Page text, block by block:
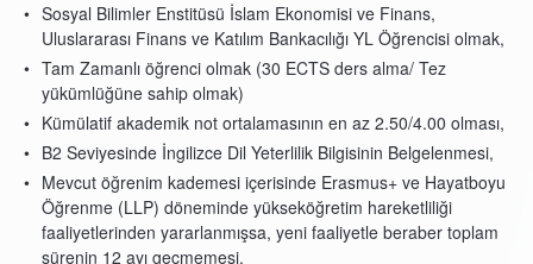
Sosyal Bilimler Enstitüsü İslam Ekonomisi ve Finans,
Uluslararası Finans ve Katılım Bankacılığı YL Öğrencisi olmak,
Tam Zamanlı öğrenci olmak (30 ECTS ders alma/ Tez
yükümlüğüne sahip olmak)
Kümülatif akademik not ortalamasının en az 2.50/4.00 olması,
B2 Seviyesinde İngilizce Dil Yeterlilik Bilgisinin Belgelenmesi,
Mevcut öğrenim kademesi içerisinde Erasmus+ ve Hayatboyu
Öğrenme (LLP) döneminde yükseköğretim hareketliliği
faaliyetlerinden yararlanmışsa, yeni faaliyetle beraber toplam
sürenin 12 ayı geçmemesi.